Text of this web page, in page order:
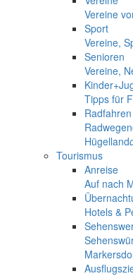
Vereine
Sport
Vereine,
Senioren
Vereine,
Tipps für
Radfahren
Hügelland
Tourismus
Anreise
Auf nach
Hotels &